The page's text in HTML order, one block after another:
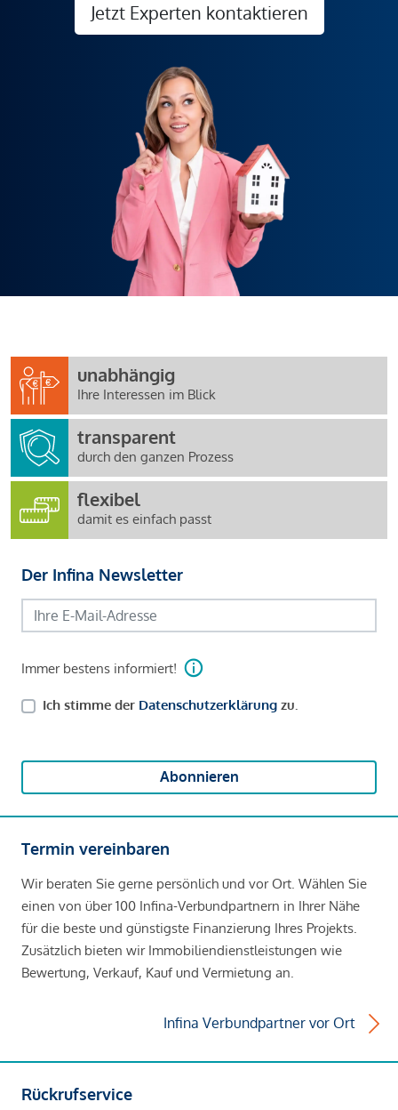
Jetzt Experten kontaktieren
unabhängig
Ihre Interessen im Blick
transparent
durch den ganzen Prozess
flexibel
damit es einfach passt
Der Infina Newsletter
Immer bestens informiert!
Ich stimme der Datenschutzerklärung zu.
Abonnieren
Termin vereinbaren
Wir beraten Sie gerne persönlich und vor Ort. Wählen Sie
einen von über 100 Infina-Verbundpartnern in Ihrer Nähe
für die beste und günstigste Finanzierung Ihres Projekts.
Zusätzlich bieten wir Immobiliendienstleistungen wie
Bewertung, Verkauf, Kauf und Vermietung an.
Infina Verbundpartner vor Ort
Rückrufservice